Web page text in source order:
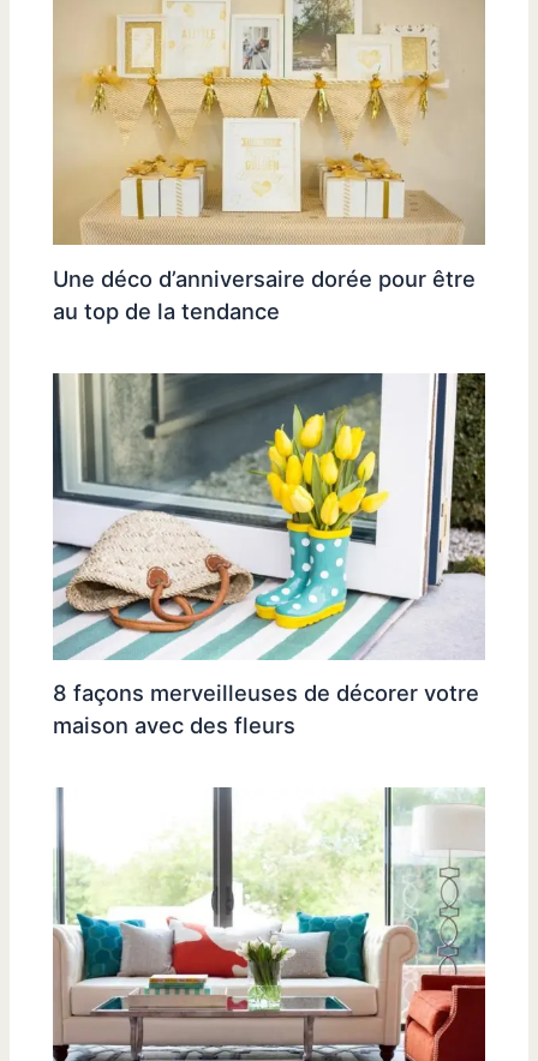
Une déco d’anniversaire dorée pour être
au top de la tendance
8 façons merveilleuses de décorer votre
maison avec des fleurs